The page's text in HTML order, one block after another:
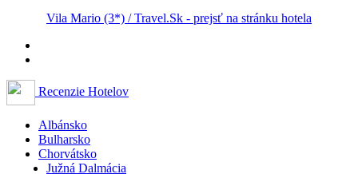
Vila Mario (3*) / Travel.Sk - prejsť na stránku hotela
Recenzie Hotelov
Albánsko
Bulharsko
Chorvátsko
Južná Dalmácia